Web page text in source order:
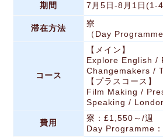
期間 7月5日-8月1日(1-
滞在方法
寮
（Day
コース
【メイン】
Explore English /
Changemakers /
【プラスコース】
Film Making /
Speaking /
費用
寮：£1,550～/週
Day Programme